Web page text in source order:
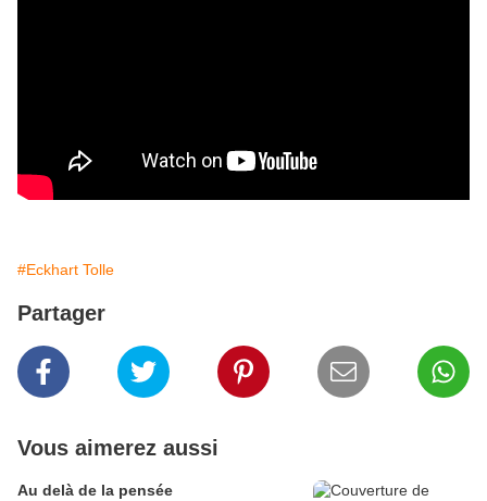
#Eckhart Tolle
Partager
Vous aimerez aussi
Au delà de la pensée